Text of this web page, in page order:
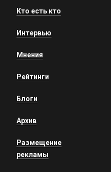
Кто есть кто
Интервью
Мнения
Рейтинги
Блоги
Архив
Размещение
рекламы